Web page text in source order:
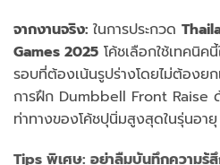
จากงานจริง: ในการประกวด
Games 2025 โค้ชเลือกใช้เทคนิค
รอบที่ต้องเน้นรูปร่างโดยไม่ต้องย
การฝึก Dumbbell Front Raise
ท่าทางของโค้ชปุนิ่มสูงสุดในรุ่นอา
Tips พิเศษ: อย่าลืมบันทึกความรู้